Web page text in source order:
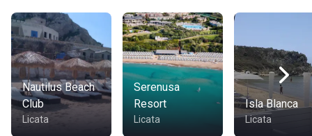
Nautilus Beach
Club
Licata
Serenusa
Resort
Licata
Isla Blanca
Licata